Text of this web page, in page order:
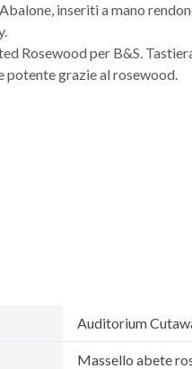
inseriti a mano
Rosewood per B&S.
potente grazie al rosewood.
Auditorium
Massello abete